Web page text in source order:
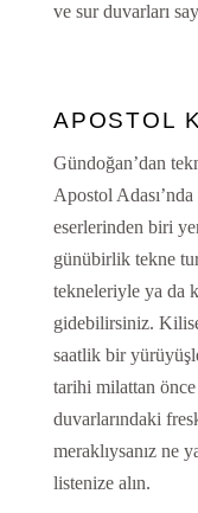
ve sur duvarları
APOSTOL
Gündoğan’dan
Apostol
eserlerinden biri
günübirlik tekne
tekneleriyle ya da
gidebilirsiniz.
saatlik bir
tarihi milattan
duvarlarındaki
meraklıysanız ne
listenize alın.